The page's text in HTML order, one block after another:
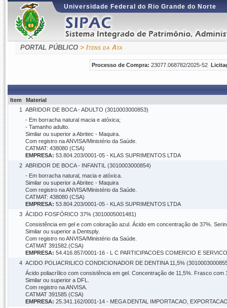
Universidade Federal do Rio Grande do Norte
PORTAL PÚBLICO > Itens da Ata
Processo de Compra: 23077.068782/2025-52
Item
Material
1
ABRIDOR DE BOCA - ADULTO (3010003000853)
- Em borracha natural macia e atóxica;
- Tamanho adulto.
Similar ou superior a Abritec - Maquira.
Com registro na ANVISA/Ministério da Saúde.
CATMAT: 438080 (CSA)
EMPRESA: 53.804.203/0001-05 - KLAS SUPRIMENTOS LTDA
2 ABRIDOR DE BOCA - INFANTIL (3010003000854)
- Em borracha natural, macia e atóxica.
Similar ou superior a Abritec - Maquira
Com registro na ANVISA/Ministério da Saúde.
CATMAT: 438080 (CSA)
EMPRESA: 53.804.203/0001-05 - KLAS SUPRIMENTOS LTDA
3 ÁCIDO FOSFÓRICO 37% (3010005001481)
Consistência em gel e com coloração azul. Ácido em concentração de 37%.
Similar ou superior a Dentsply.
Com registro no ANVISA/Ministério da Saúde.
CATMAT 391582.(CSA)
EMPRESA: 54.416.857/0001-16 - L C PARTICIPACOES COMERCIO E
4 ACIDO POLIACRILICO CONDICIONADOR DE DENTINA 11,5%
Ácido poliacrílico com consistência em gel. Concentração de 11,5%. Frasco com
Similar ou superior a DFL.
Com registro na ANVISA.
CATMAT 391585 (CSA)
EMPRESA: 25.341.162/0001-14 - MEGA DENTAL IMPORTACAO,